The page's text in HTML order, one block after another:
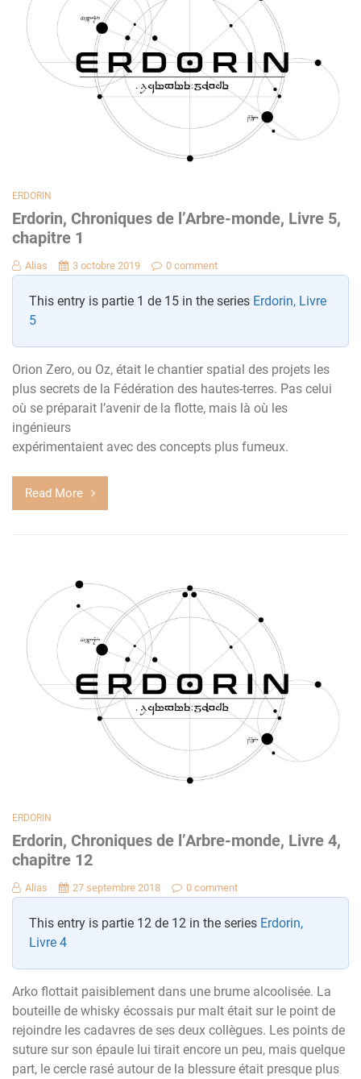
ERDORIN
Erdorin, Chroniques de l’Arbre-monde, Livre 5,
chapitre 1
Alias 3 octobre 2019 0 comment
This entry is partie 1 de 15 in the series Erdorin, Livre
5
Orion Zero, ou Oz, était le chantier spatial des projets les
plus secrets de la Fédération des hautes-terres. Pas celui
où se préparait l’avenir de la flotte, mais là où les
ingénieurs
expérimentaient avec des concepts plus fumeux.
Read More
ERDORIN
Erdorin, Chroniques de l’Arbre-monde, Livre 4,
chapitre 12
Alias 27 septembre 2018 0 comment
This entry is partie 12 de 12 in the series Erdorin,
Livre 4
Arko flottait paisiblement dans une brume alcoolisée. La
bouteille de whisky écossais pur malt était sur le point de
rejoindre les cadavres de ses deux collègues. Les points de
suture sur son épaule lui tirait encore un peu, mais quelque
part, le cercle rasé autour de la blessure était presque plus